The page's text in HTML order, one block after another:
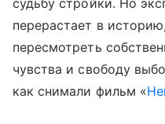
перерастает в
пересмотреть
чувства и свободу
как снимали фильм «